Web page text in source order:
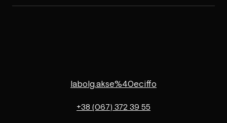
labolg.akse%40eciffo
+38 (067) 372 39 55